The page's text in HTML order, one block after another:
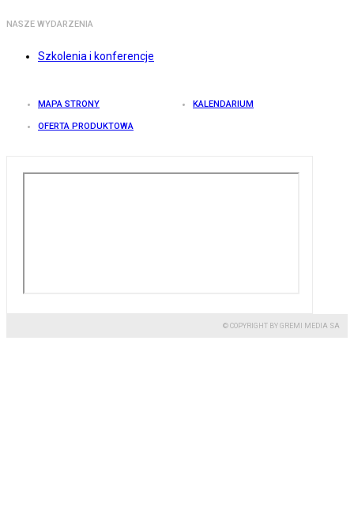
NASZE WYDARZENIA
Szkolenia i konferencje
MAPA STRONY KALENDARIUM
OFERTA PRODUKTOWA
© COPYRIGHT BY GREMI MEDIA SA